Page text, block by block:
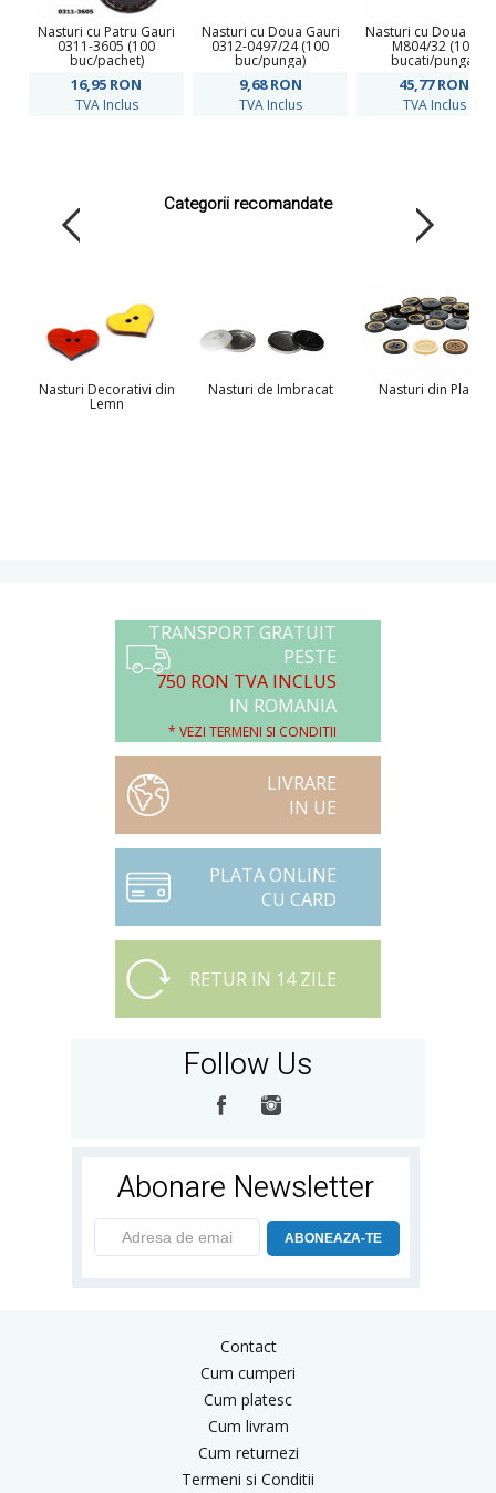
Nasturi cu Patru Gauri
0311-3605 (100
buc/pachet)
16,95 RON
TVA Inclus
Nasturi cu Doua Gauri
0312-0497/24 (100
buc/punga)
9,68RON
TVA Inclus
Nasturi cu Doua
M804/32 (100
bucati/punga)
45,77RON
TVA Inclus
Categorii recomandate
Nasturi Decorativi din
Lemn
Nasturi de Imbracat Nasturi din Plastic
TRANSPORT GRATUIT
PESTE
750 RON TVA INCLUS
IN ROMANIA
* VEZI TERMENI SI CONDITII
LIVRARE
IN UE
PLATA ONLINE
CU CARD
RETUR IN 14 ZILE
Follow Us
Abonare Newsletter
ABONEAZA-TE
Contact
Cum cumperi
Cum platesc
Cum livram
Cum returnezi
Termeni si Conditii